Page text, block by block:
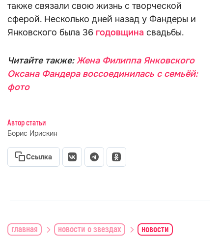
также связали свою жизнь с творческой
сферой. Несколько дней назад у Фандеры и
Янковского была 36 годовщина свадьбы.
Читайте также:Жена Филиппа Янковского
Оксана Фандера воссоединилась с семьёй:
фото
Автор статьи
Борис Ирискин
Ссылка
главная новости о звездах новости